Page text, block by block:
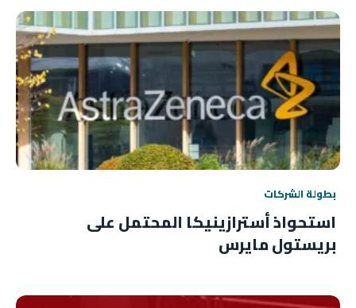
بطولة الشركات
استحواذ أسترازينيكا المحتمل على
بريستول مايرس